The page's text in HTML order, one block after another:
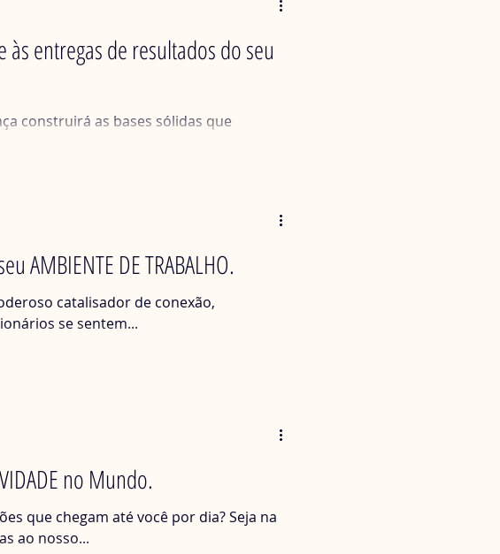
entregas de resultados do seu
construirá as bases sólidas que
AMBIENTE DE TRABALHO.
catalisador de conexão,
se sentem...
no Mundo.
que chegam até você por dia? Seja na
ao nosso...